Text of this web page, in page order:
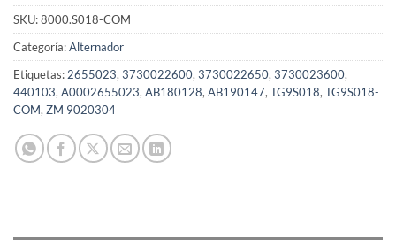
SKU:8000.S018-COM
Categoría:Alternador
Etiquetas: 2655023, 3730022600, 3730022650, 3730023600,
440103, A0002655023, AB180128, AB190147, TG9S018, TG9S018-
COM, ZM 9020304